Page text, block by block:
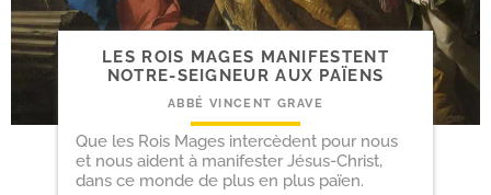
LES ROIS MAGES MANIFESTENT
NOTRE-​SEIGNEUR AUX PAÏENS
ABBÉ VINCENT GRAVE
Que les Rois Mages intercèdent pour nous
et nous aident à manifester Jésus-Christ,
dans ce monde de plus en plus païen.